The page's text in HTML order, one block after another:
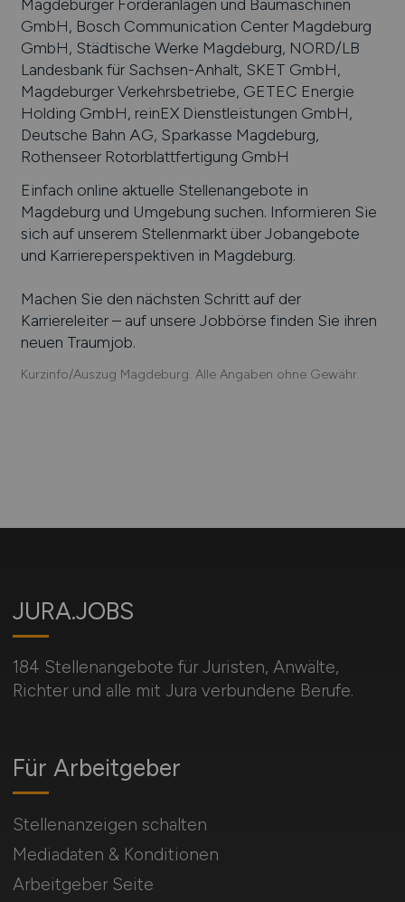
Magdeburger Förderanlagen und Baumaschinen
GmbH, Bosch Communication Center Magdeburg
GmbH, Städtische Werke Magdeburg, NORD/LB
Landesbank für Sachsen-Anhalt, SKET GmbH,
Magdeburger Verkehrsbetriebe, GETEC Energie
Holding GmbH, reinEX Dienstleistungen GmbH,
Deutsche Bahn AG, Sparkasse Magdeburg,
Rothenseer Rotorblattfertigung GmbH
Einfach online aktuelle Stellenangebote in
Magdeburg und Umgebung suchen. Informieren Sie
sich auf unserem Stellenmarkt über Jobangebote
und Karriereperspektiven in Magdeburg.
Machen Sie den nächsten Schritt auf der
Karriereleiter – auf unsere Jobbörse finden Sie ihren
neuen Traumjob.
Kurzinfo/Auszug Magdeburg. Alle Angaben ohne Gewähr.
JURA.JOBS
184 Stellenangebote für Juristen, Anwälte,
Richter und alle mit Jura verbundene Berufe.
Für Arbeitgeber
Stellenanzeigen schalten
Mediadaten & Konditionen
Arbeitgeber Seite